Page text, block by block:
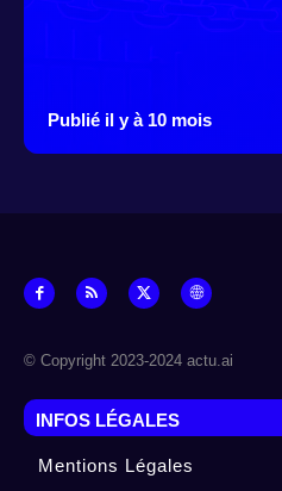
Publié il y à 10 mois
© Copyright 2023-2024 actu.ai
INFOS LÉGALES
Mentions Légales